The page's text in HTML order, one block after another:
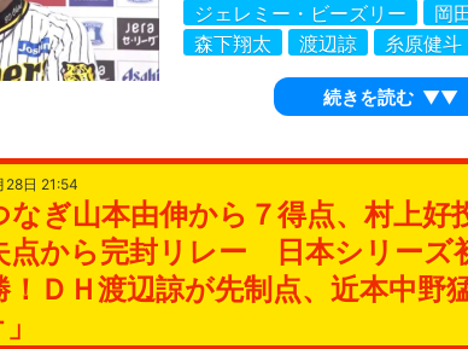
ジェレミー・ビーズリー
岡
森下翔太
渡辺諒 糸原健斗
続きを読む ▼▼
28日 21:54
なぎ山本由伸から７得点、村上好
点から完封リレー 日本シリーズ
！ＤＨ渡辺諒が先制点、近本中野